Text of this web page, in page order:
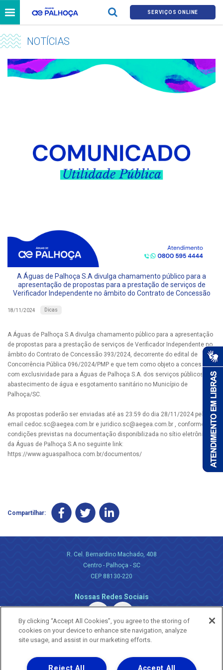
SERVIÇOS ONLINE
NOTÍCIAS
A Águas de Palhoça S.A divulga chamamento público para a
apresentação de propostas para a prestação de serviços de
Verificador Independente no âmbito do Contrato de Concessão
18/11/2024 Dicas
A Águas de Palhoça S.A divulga chamamento público para a apresentação
de propostas para a prestação de serviços de Verificador Independente no
âmbito do Contrato de Concessão 393/2024, decorrente do edital de
Concorrência Pública 096/2024/PMP e que tem como objeto a concessão
com exclusividade para a Águas de Palhoça S.A. dos serviços públicos de
abastecimento de água e esgotamento sanitário no Município de
Palhoça/SC.
As propostas poderão ser enviadas até as 23:59 do dia 28/11/2024 pelo
email cedoc.sc@aegea.com.br e juridico.sc@aegea.com.br , conforme as
condições previstas na documentação disponibilizada no sítio eletrônico
da Águas de Palhoça S.A no seguinte link:
https://www.aguaspalhoca.com.br/documentos/
Compartilhar:
R. Cel. Bernardino Machado, 408
Centro - Palhoça - SC
CEP 88130-220
Nossas Redes Sociais
By clicking “Accept All Cookies”, you agree to the storing of
cookies on your device to enhance site navigation, analyze
site usage, and assist in our marketing efforts.
Accept All
Reject All